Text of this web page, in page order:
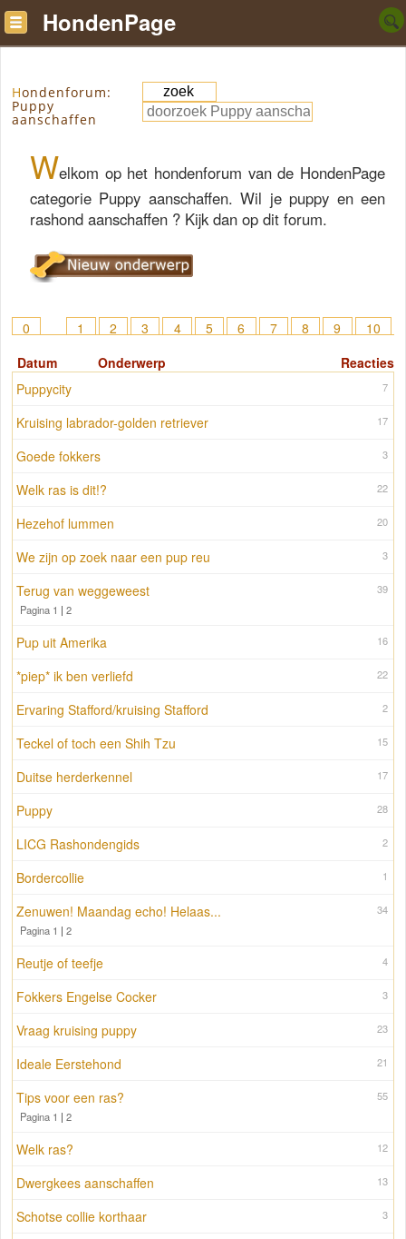
HondenPage
Hondenforum:
Puppy
aanschaffen
Welkom op het hondenforum van de HondenPage
categorie Puppy aanschaffen. Wil je puppy en een
rashond aanschaffen ? Kijk dan op dit forum.
0 1 2 3 4 5 6 7 8 9
10
Reacties
Datum Onderwerp
7
Puppycity
17
Kruising labrador-golden retriever
3
Goede fokkers
22
Welk ras is dit!?
20
Hezehof lummen
3
We zijn op zoek naar een pup reu
39
Terug van weggeweest
Pagina 1 | 2
16
Pup uit Amerika
22
*piep* ik ben verliefd
2
Ervaring Stafford/kruising Stafford
15
Teckel of toch een Shih Tzu
17
Duitse herderkennel
28
Puppy
2
LICG Rashondengids
1
Bordercollie
34
Zenuwen! Maandag echo! Helaas...
Pagina 1 | 2
4
Reutje of teefje
3
Fokkers Engelse Cocker
23
Vraag kruising puppy
21
Ideale Eerstehond
55
Tips voor een ras?
Pagina 1 | 2
12
Welk ras?
13
Dwergkees aanschaffen
3
Schotse collie korthaar